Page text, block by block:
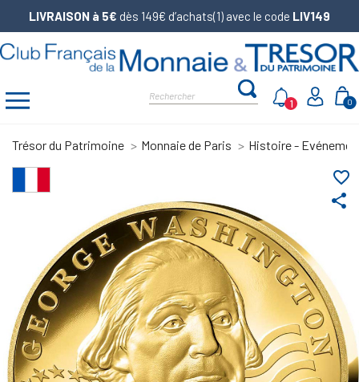
LIVRAISON à 5€ dès 149€ d’achats(1) avec le code LIV149
0
1
Trésor du Patrimoine Monnaie de Paris Histoire -
share
favorite_border